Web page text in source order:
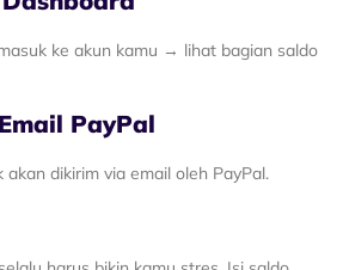
ke akun kamu → lihat bagian saldo
PayPal
dikirim via email oleh PayPal.